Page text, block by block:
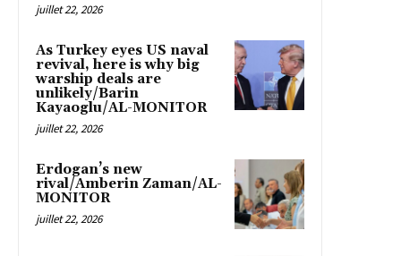
juillet 22, 2026
As Turkey eyes US naval
revival, here is why big
warship deals are
unlikely/Barin
Kayaoglu/AL-MONITOR
juillet 22, 2026
Erdogan’s new
rival/Amberin Zaman/AL-
MONITOR
juillet 22, 2026